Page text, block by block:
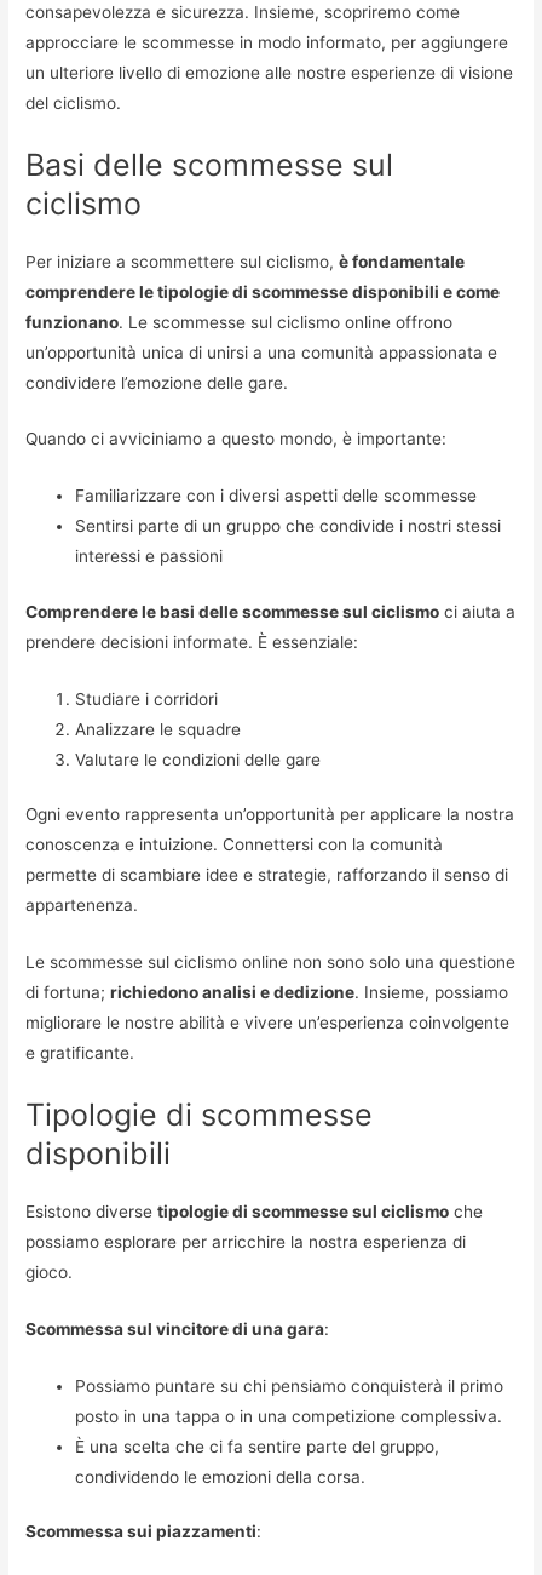
consapevolezza e sicurezza. Insieme, scopriremo come
approcciare le scommesse in modo informato, per aggiungere
un ulteriore livello di emozione alle nostre esperienze di visione
del ciclismo.
Basi delle scommesse sul
ciclismo
Per iniziare a scommettere sul ciclismo,è fondamentale
comprendere le tipologie di scommesse disponibili e come
funzionano. Le scommesse sul ciclismo online offrono
un’opportunità unica di unirsi a una comunità appassionata e
condividere l’emozione delle gare.
Quando ci avviciniamo a questo mondo, è importante:
Familiarizzare con i diversi aspetti delle scommesse
Sentirsi parte di un gruppo che condivide i nostri stessi
interessi e passioni
Comprendere le basi delle scommesse sul ciclismo ci aiuta a
prendere decisioni informate. È essenziale:
Studiare i corridori
Analizzare le squadre
Valutare le condizioni delle gare
Ogni evento rappresenta un’opportunità per applicare la nostra
conoscenza e intuizione. Connettersi con la comunità
permette di scambiare idee e strategie, rafforzando il senso di
appartenenza.
Le scommesse sul ciclismo online non sono solo una questione
di fortuna;richiedono analisi e dedizione. Insieme, possiamo
migliorare le nostre abilità e vivere un’esperienza coinvolgente
e gratificante.
Tipologie di scommesse
disponibili
Esistono diversetipologie di scommesse sul ciclismo che
possiamo esplorare per arricchire la nostra esperienza di
gioco.
Scommessa sul vincitore di una gara:
Possiamo puntare su chi pensiamo conquisterà il primo
posto in una tappa o in una competizione complessiva.
È una scelta che ci fa sentire parte del gruppo,
condividendo le emozioni della corsa.
Scommessa sui piazzamenti: